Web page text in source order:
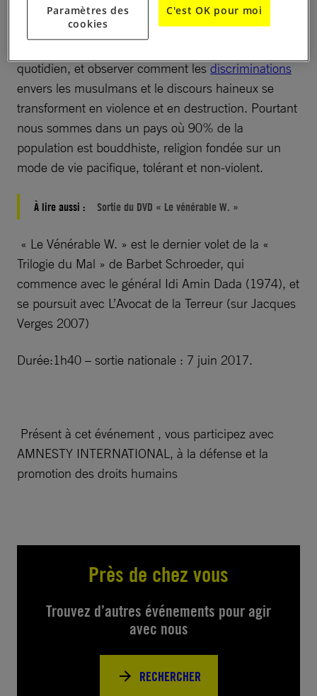
Myanmar(ex-Birmanie), le « Vénérable W. » est
un moine bouddhiste très influent. Partir à sa
quotidien, et observer comment les discriminations
envers les musulmans et le discours haineux se
transforment en violence et en destruction. Pourtant
nous sommes dans un pays où 90% de la
population est bouddhiste, religion fondée sur un
mode de vie pacifique, tolérant et non-violent.
À lire aussi : Sortie du DVD « Le vénérable W. »
« Le Vénérable W. » est le dernier volet de la «
Trilogie du Mal » de Barbet Schroeder, qui
commence avec le général Idi Amin Dada (1974), et
se poursuit avec L’Avocat de la Terreur (sur Jacques
Verges 2007)
Durée:1h40 – sortie nationale : 7 juin 2017.
Présent à cet événement , vous participez avec
AMNESTY INTERNATIONAL, à la défense et la
promotion des droits humains
Près de chez vous
Trouvez d’autres événements pour agir
avec nous
RECHERCHER
Paramètres des
cookies
C'est OK pour moi